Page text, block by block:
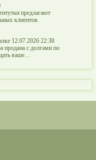
предлагают
клиентов.
12.07.2026 22:38
продана с долгами по
ваше…